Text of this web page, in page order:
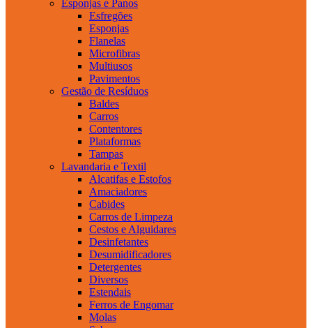
Esponjas e Panos
Esfregões
Esponjas
Flanelas
Microfibras
Multiusos
Pavimentos
Gestão de Resíduos
Baldes
Carros
Contentores
Plataformas
Tampas
Lavandaria e Textil
Alcatifas e Estofos
Amaciadores
Cabides
Carros de Limpeza
Cestos e Alguidares
Desinfetantes
Desumidificadores
Detergentes
Diversos
Estendais
Ferros de Engomar
Molas